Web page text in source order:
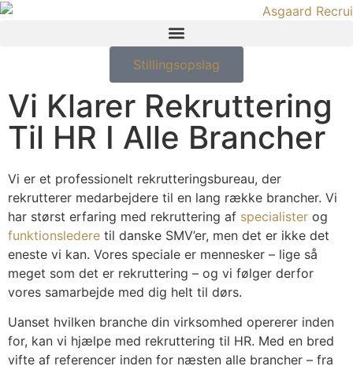
Stillingsopslag
Vi Klarer Rekruttering
Til HR I Alle Brancher
Vi er et professionelt rekrutteringsbureau, der
rekrutterer medarbejdere til en lang række brancher. Vi
har størst erfaring med rekruttering af specialister og
funktionsledere til danske SMV’er, men det er ikke det
eneste vi kan. Vores speciale er mennesker – lige så
meget som det er rekruttering – og vi følger derfor
vores samarbejde med dig helt til dørs.
Uanset hvilken branche din virksomhed opererer inden
for, kan vi hjælpe med rekruttering til HR. Med en bred
vifte af referencer inden for næsten alle brancher – fra